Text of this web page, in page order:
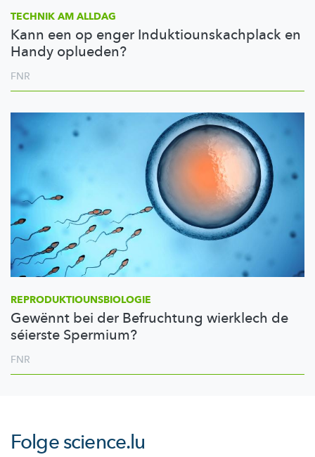
TECHNIK AM ALLDAG
Kann een op enger Induktiounskachplack en
Handy oplueden?
FNR
REPRODUKTIOUNSBIOLOGIE
Gewënnt bei der Befruchtung wierklech de
séierste Spermium?
FNR
Folgescience.lu